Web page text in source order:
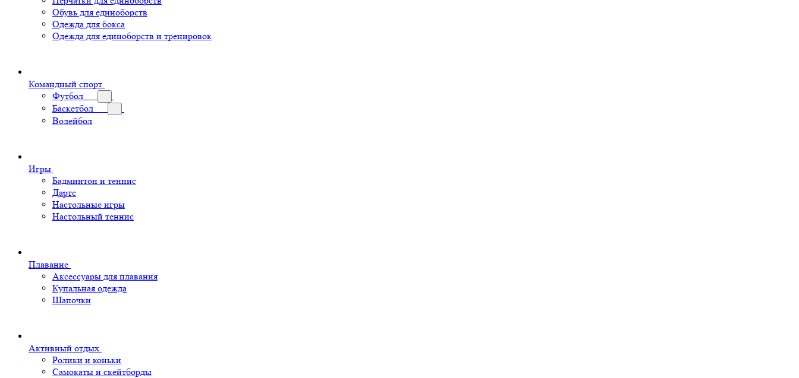
Обувь для единоборств
Одежда для бокса
Одежда для единоборств и тренировок
Командный спорт
Футбол
Баскетбол
Волейбол
Игры
Бадминтон и теннис
Дартс
Настольные игры
Настольный теннис
Плавание
Аксессуары для плавания
Купальная одежда
Шапочки
Активный отдых
Ролики и коньки
Самокаты и скейтборды